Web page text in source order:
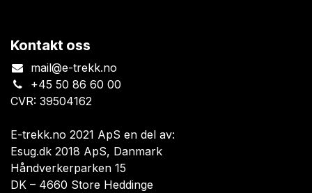
Kontakt oss
mail@e-trekk.no
+45 50 86 60 00
CVR: 39504162
E-trekk.no 2021 ApS en del av:
Esug.dk 2018 ApS, Danmark
Håndverkerparken 15
DK – 4660 Store Heddinge